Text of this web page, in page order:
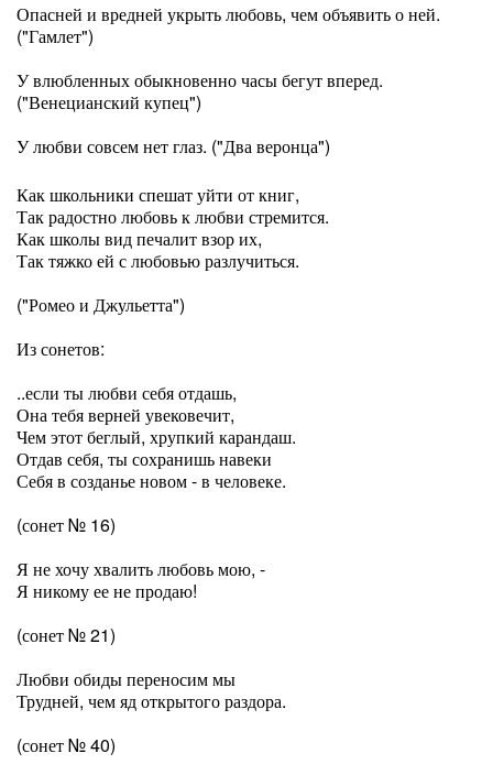
Опасней и вредней укрыть любовь, чем объявить о ней.
("Гамлет")
У влюбленных обыкновенно часы бегут вперед.
("Венецианский купец")
У любви совсем нет глаз. ("Два веронца")
Как школьники спешат уйти от книг,
Так радостно любовь к любви стремится.
Как школы вид печалит взор их,
Так тяжко ей с любовью разлучиться.
("Ромео и Джульетта")
Из сонетов:
..если ты любви себя отдашь,
Она тебя верней увековечит,
Чем этот беглый, хрупкий карандаш.
Отдав себя, ты сохранишь навеки
Себя в созданье новом - в человеке.
(сонет № 16)
Я не хочу хвалить любовь мою, -
Я никому ее не продаю!
(сонет № 21)
Любви обиды переносим мы
Трудней, чем яд открытого раздора.
(сонет № 40)